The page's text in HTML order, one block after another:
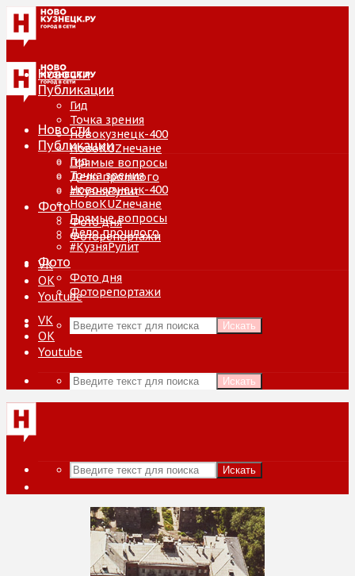
Новости
Публикации
Гид
Точка зрения
Новокузнецк-400
НовоKUZнечане
Прямые вопросы
Дело прошлого
#КузняРулит
Фото
Фото дня
Фоторепортажи
VK
ОК
Youtube
Искать
Новости
Публикации
Гид
Точка зрения
Новокузнецк-400
НовоKUZнечане
Прямые вопросы
Дело прошлого
#КузняРулит
Фото
Фото дня
Фоторепортажи
VK
ОК
Youtube
Искать
Искать